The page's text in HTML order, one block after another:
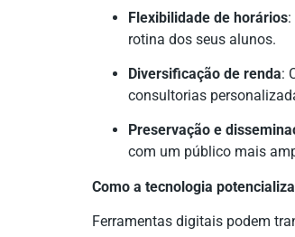
Flexibilidade de horários
rotina dos seus alunos.
Diversificação de renda:
consultorias
Preservação e
com um público mais
Como a tecnologia
Ferramentas digitais podem